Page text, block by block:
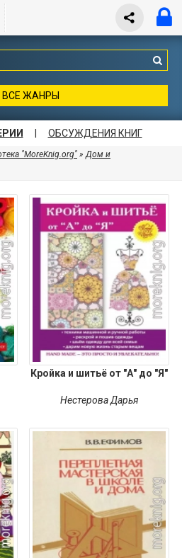
ВСЕ ЖАНРЫ
ОБСУЖДЕНИЯ КНИГ
"MoreKnig.org" »Дом и
Кройка и шитьё от "А" до "Я"
Нестерова Дарья